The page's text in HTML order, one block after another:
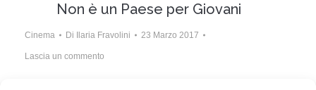
Non è un Paese per Giovani
Cinema Di Ilaria Fravolini 23 Marzo 2017
Lascia un commento